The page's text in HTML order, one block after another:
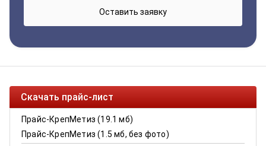
Скачать прайс-лист
Прайс-КрепМетиз (19.1 мб)
Прайс-КрепМетиз (1.5 мб, без фото)